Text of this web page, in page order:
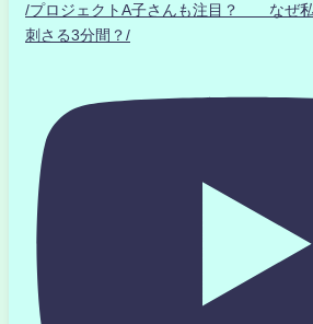
/プロジェクトA子さんも注目？ なぜ私
刺さる3分間？/